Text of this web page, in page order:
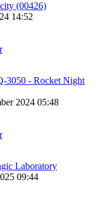
(00426)
14:52
3050 - Rocket Night
2024 05:48
Laboratory
09:44